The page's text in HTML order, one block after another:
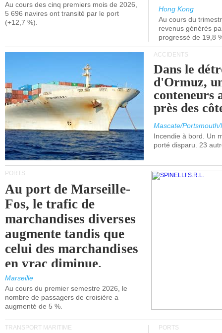
Au cours des cinq premiers mois de 2026,
5 696 navires ont transité par le port
(+12,7 %).
Hong Kong
Au cours du
revenus générés
progressé de 19,8
ACCIDENTS
Dans le
d'Ormuz,
conteneurs
près des
Mascate/
Incendie à bord. Un
porté disparu. 23
PORTS
Au port de Marseille-
Fos, le trafic de
marchandises diverses
augmente tandis que
celui des marchandises
en vrac diminue.
Marseille
Au cours du premier semestre 2026, le
nombre de passagers de croisière a
augmenté de 5 %.
TRANSPORT MARITIME PORTS